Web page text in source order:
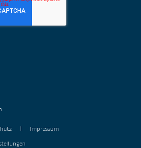
Impressum